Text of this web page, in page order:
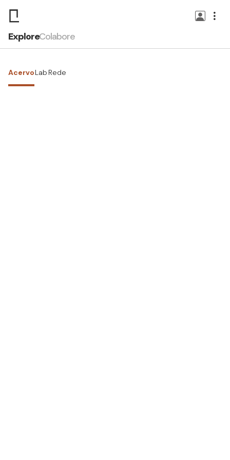
ExploreColabore
AcervoLab Rede